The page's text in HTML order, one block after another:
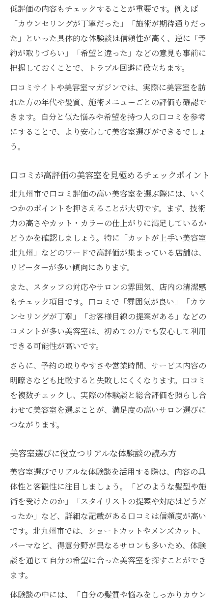
低評価の内容もチェックすることが重要です。例えば
「カウンセリングが丁寧だった」「施術が期待通りだっ
た」といった具体的な体験談は信頼性が高く、逆に「予
約が取りづらい」「希望と違った」などの意見も事前に
把握しておくことで、トラブル回避に役立ちます。
口コミサイトや美容室マガジンでは、実際に美容室を訪
れた方の年代や髪質、施術メニューごとの評価も確認で
きます。自分と似た悩みや希望を持つ人の口コミを参考
にすることで、より安心して美容室選びができるでしょ
う。
口コミが高評価の美容室を見極めるチェックポイント
北九州市で口コミ評価の高い美容室を選ぶ際には、いく
つかのポイントを押さえることが大切です。まず、技術
力の高さやカット・カラーの仕上がりに満足しているか
どうかを確認しましょう。特に「カットが上手い美容室
北九州」などのワードで高評価が集まっている店舗は、
リピーターが多い傾向にあります。
また、スタッフの対応やサロンの雰囲気、店内の清潔感
もチェック項目です。口コミで「雰囲気が良い」「カウ
ンセリングが丁寧」「お客様目線の提案がある」などの
コメントが多い美容室は、初めての方でも安心して利用
できる可能性が高いです。
さらに、予約の取りやすさや営業時間、サービス内容の
明瞭さなども比較すると失敗しにくくなります。口コミ
を複数チェックし、実際の体験談と総合評価を照らし合
わせて美容室を選ぶことが、満足度の高いサロン選びに
つながります。
美容室選びに役立つリアルな体験談の読み方
美容室選びでリアルな体験談を活用する際は、内容の具
体性と客観性に注目しましょう。「どのような髪型や施
術を受けたのか」「スタイリストの提案や対応はどうだ
ったか」など、詳細な記載がある口コミは信頼度が高い
です。北九州市では、ショートカットやメンズカット、
パーマなど、得意分野が異なるサロンも多いため、体験
談を通じて自分の希望に合った美容室を探すことができ
ます。
体験談の中には、「自分の髪質や悩みをしっかりカウン